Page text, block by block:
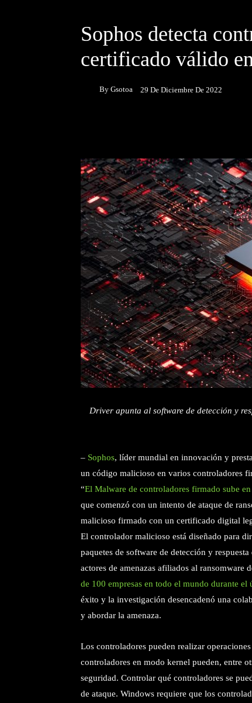
Sophos detecta
certificado válido
By Gsotoa 29 De Diciembre De 2022
Driver apunta al software de detección y
– Sophos, líder mundial en innovación y
un código malicioso en varios controladores
“El Malware de controladores firmado sube
que comenzó con un intento de ataque de
malicioso firmado con un certificado digital
El controlador malicioso está diseñado para
paquetes de software de detección y
actores de amenazas afiliados al
de 100 empresas en todo el mundo durante el
éxito y la investigación desencadenó una
y abordar la amenaza.
Los controladores pueden realizar
controladores en modo kernel pueden, entre
seguridad. Controlar qué controladores se
de ataque. Windows requiere que los